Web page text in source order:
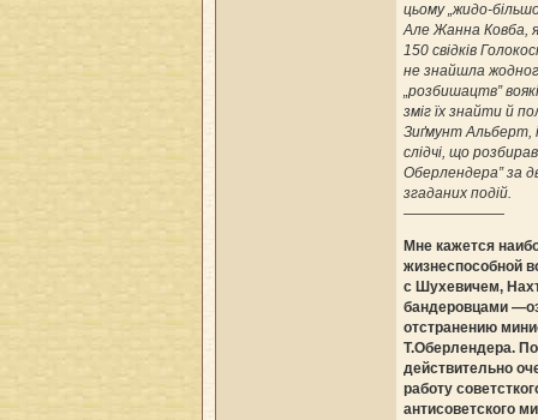
цьому „жидо-
Але Жанна Ковба,
150 свідків
не знайшла
„розбишацтв”
зміг їх знайти й
Зиґмунт Альберт, і
слідчі, що
Оберлендера” за
згаданих подій.
———————
Мне кажется
жизнеспособной
с Шухевичем,
бандеровцами
отстранению
Т.Оберлендера.
действительно
работу
антисоветского